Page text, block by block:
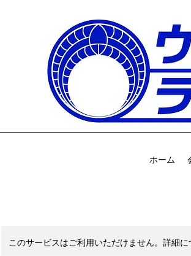
ホーム
このサービスはご利用いただけません。詳細